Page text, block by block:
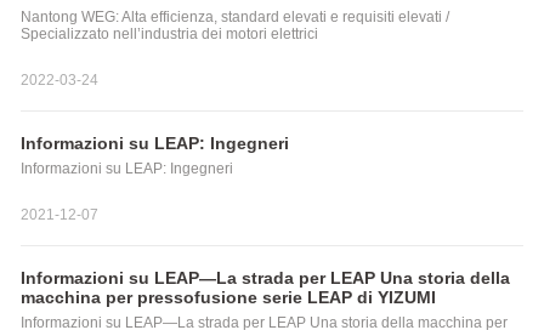
Nantong WEG: Alta efficienza, standard elevati e requisiti elevati /
Specializzato nell’industria dei motori elettrici
2022-03-24
Informazioni su LEAP: Ingegneri
Informazioni su LEAP: Ingegneri
2021-12-07
Informazioni su LEAP—La strada per LEAP Una storia della
macchina per pressofusione serie LEAP di YIZUMI
Informazioni su LEAP—La strada per LEAP Una storia della macchina per